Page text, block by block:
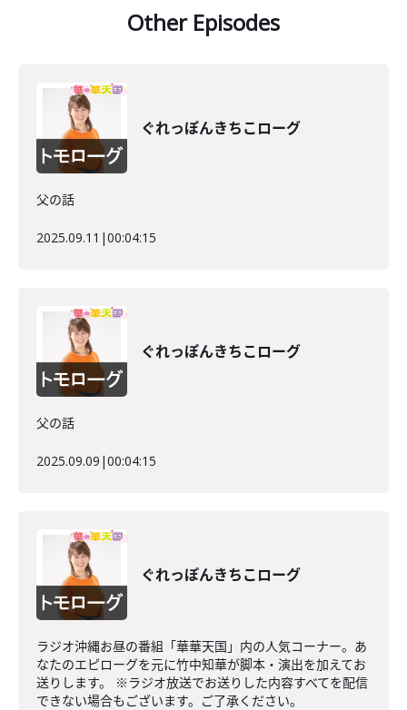
Other Episodes
ぐれっぽんきちこローグ
父の話
2025.09.11 |00:04:15
ぐれっぽんきちこローグ
父の話
2025.09.09 |00:04:15
ぐれっぽんきちこローグ
ラジオ沖縄お昼の番組「華華天国」内の人気コーナー。あ
なたのエピローグを元に竹中知華が脚本・演出を加えてお
送りします。 ※ラジオ放送でお送りした内容すべてを配信
できない場合もございます。ご了承ください。